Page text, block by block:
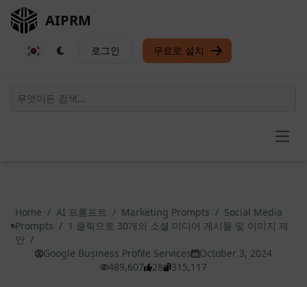
AIPRM
로그인 무료로 설치
Home / AI 프롬프트 / Marketing Prompts / Social Media
Prompts / 1 클릭으로 30개의 소셜 미디어 게시물 및 이미지 제
안 /
Google Business Profile Services
October 3, 2024
489,607
28 315,117